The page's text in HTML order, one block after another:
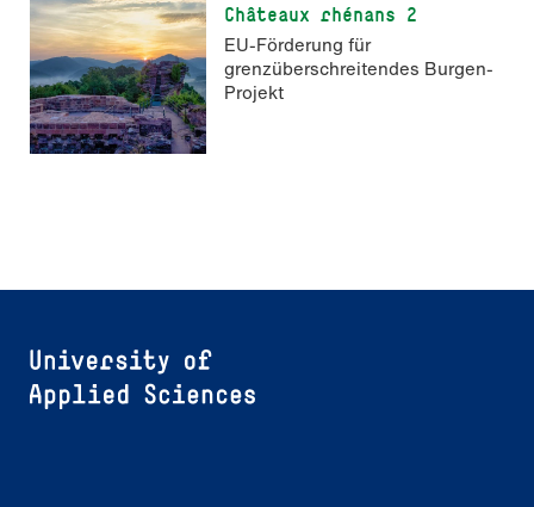
Châteaux rhénans 2
EU-Förderung für
grenzüberschreitendes Burgen-
Projekt